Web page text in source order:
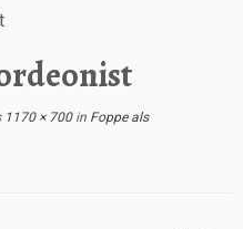
1170 × 700in Foppe als